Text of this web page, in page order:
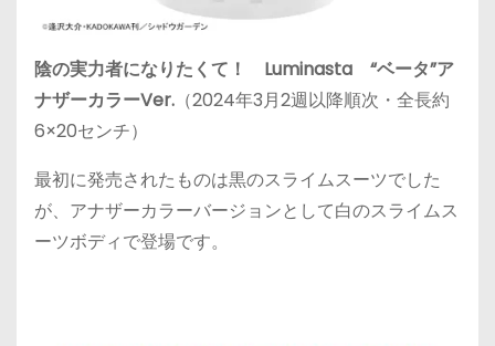
陰の実力者になりたくて！ Luminasta “ベータ”ア
ナザーカラーVer. （2024年3月2週以降順次・全長約
6×20センチ）
最初に発売されたものは黒のスライムスーツでした
が、アナザーカラーバージョンとして白のスライムス
ーツボディで登場です。